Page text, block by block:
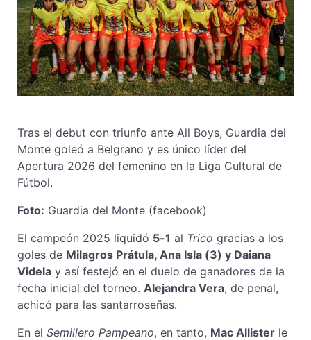
Tras el debut con triunfo ante All Boys, Guardia del
Monte goleó a Belgrano y es único líder del
Apertura 2026 del femenino en la Liga Cultural de
Fútbol.
Foto: Guardia del Monte (facebook)
El campeón 2025 liquidó 5-1 al Trico gracias a los
goles de Milagros Prátula, Ana Isla (3) y Daiana
Videla y así festejó en el duelo de ganadores de la
fecha inicial del torneo. Alejandra Vera, de penal,
achicó para las santarroseñas.
En el Semillero Pampeano, en tanto, Mac Allister le